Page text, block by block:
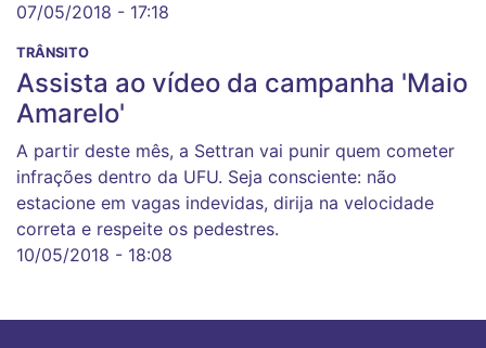
07/05/2018 - 17:18
TRÂNSITO
Assista ao vídeo da campanha 'Maio
Amarelo'
A partir deste mês, a Settran vai punir quem cometer
infrações dentro da UFU. Seja consciente: não
estacione em vagas indevidas, dirija na velocidade
correta e respeite os pedestres.
10/05/2018 - 18:08